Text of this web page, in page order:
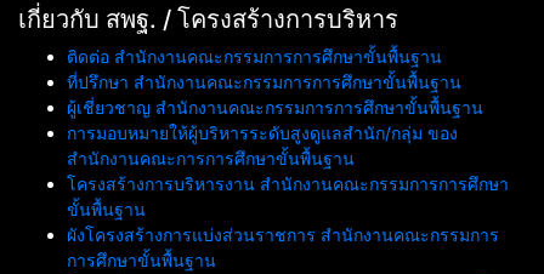
ชนนีพันปีหลวง และอุทิศถวาย
พระกุศลแด่สมเด็จพระเจ้าลูกเธอ
เจ้าฟ้าพัชรกิติยาภา นเรนทิรา
เทพยวดี กรมหลวงราชสาริณีสิริ
พัชร มหาวัชรราชธิดา
เกี่ยวกับ สพฐ. / โครงสร้างการบริหาร
ติดต่อ สำนักงานคณะกรรมการการศึกษาขั้นพื้นฐาน
ที่ปรึกษา สำนักงานคณะกรรมการการศึกษาขั้นพื้นฐาน
ผู้เชี่ยวชาญ สำนักงานคณะกรรมการการศึกษาขั้นพื้นฐาน
การมอบหมายให้ผู้บริหารระดับสูงดูแลสำนัก/กลุ่ม ของ
สำนักงานคณะการการศึกษาขั้นพื้นฐาน
โครงสร้างการบริหารงาน สำนักงานคณะกรรมการการศึกษา
ขั้นพื้นฐาน
ผังโครงสร้างการแบ่งส่วนราชการ สำนักงานคณะกรรมการ
การศึกษาขั้นพื้นฐาน